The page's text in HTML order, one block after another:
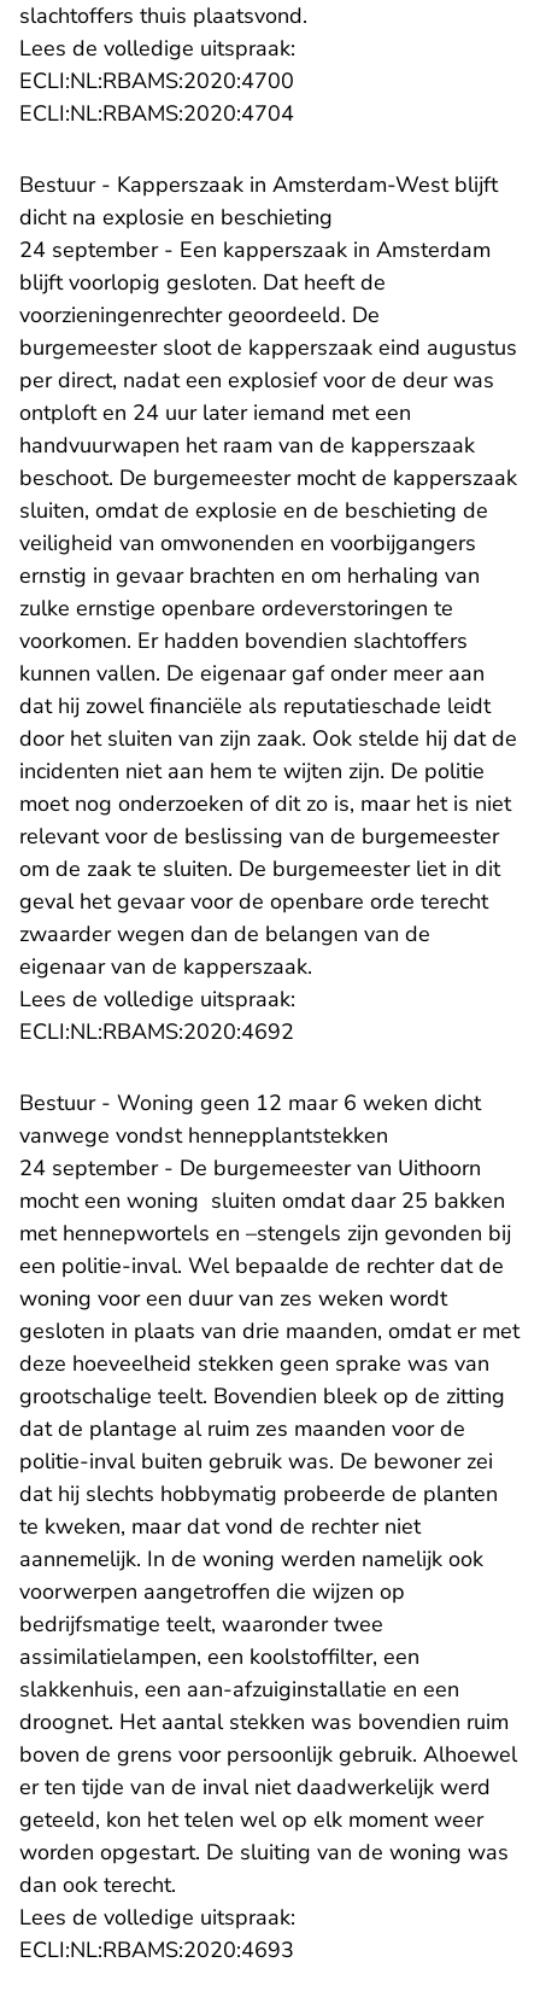
slachtoffers thuis plaatsvond.
Lees de volledige uitspraak:
ECLI:NL:RBAMS:2020:4700
ECLI:NL:RBAMS:2020:4704- U verlaat
Bestuur - Kapperszaak in Amsterdam-West blijft
dicht na explosie en beschieting
24 september - Een kapperszaak in Amsterdam
blijft voorlopig gesloten. Dat heeft de
voorzieningenrechter geoordeeld. De
burgemeester sloot de kapperszaak eind augustus
per direct, nadat een explosief voor de deur was
ontploft en 24 uur later iemand met een
handvuurwapen het raam van de kapperszaak
beschoot. De burgemeester mocht de kapperszaak
sluiten, omdat de explosie en de beschieting de
veiligheid van omwonenden en voorbijgangers
ernstig in gevaar brachten en om herhaling van
zulke ernstige openbare ordeverstoringen te
voorkomen. Er hadden bovendien slachtoffers
kunnen vallen. De eigenaar gaf onder meer aan
dat hij zowel financiële als reputatieschade leidt
door het sluiten van zijn zaak. Ook stelde hij dat de
incidenten niet aan hem te wijten zijn. De politie
moet nog onderzoeken of dit zo is, maar het is niet
relevant voor de beslissing van de burgemeester
om de zaak te sluiten. De burgemeester liet in dit
geval het gevaar voor de openbare orde terecht
zwaarder wegen dan de belangen van de
eigenaar van de kapperszaak.
Lees de volledige uitspraak:
ECLI:NL:RBAMS:2020:4692
Bestuur - Woning geen 12 maar 6 weken dicht
vanwege vondst hennepplantstekken
24 september - De burgemeester van Uithoorn
mocht een woning sluiten omdat daar 25 bakken
met hennepwortels en –stengels zijn gevonden bij
een politie-inval. Wel bepaalde de rechter dat de
woning voor een duur van zes weken wordt
gesloten in plaats van drie maanden, omdat er met
deze hoeveelheid stekken geen sprake was van
grootschalige teelt. Bovendien bleek op de zitting
dat de plantage al ruim zes maanden voor de
politie-inval buiten gebruik was. De bewoner zei
dat hij slechts hobbymatig probeerde de planten
te kweken, maar dat vond de rechter niet
aannemelijk. In de woning werden namelijk ook
voorwerpen aangetroffen die wijzen op
bedrijfsmatige teelt, waaronder twee
assimilatielampen, een koolstoffilter, een
slakkenhuis, een aan-afzuiginstallatie en een
droognet. Het aantal stekken was bovendien ruim
boven de grens voor persoonlijk gebruik. Alhoewel
er ten tijde van de inval niet daadwerkelijk werd
geteeld, kon het telen wel op elk moment weer
worden opgestart. De sluiting van de woning was
dan ook terecht.
Lees de volledige uitspraak:
ECLI:NL:RBAMS:2020:4693